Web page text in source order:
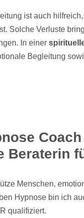
ist auch
Solche Verluste
In einer
Begleitung
Beraterin
Menschen,
Hypnose bin ich
qualifiziert.